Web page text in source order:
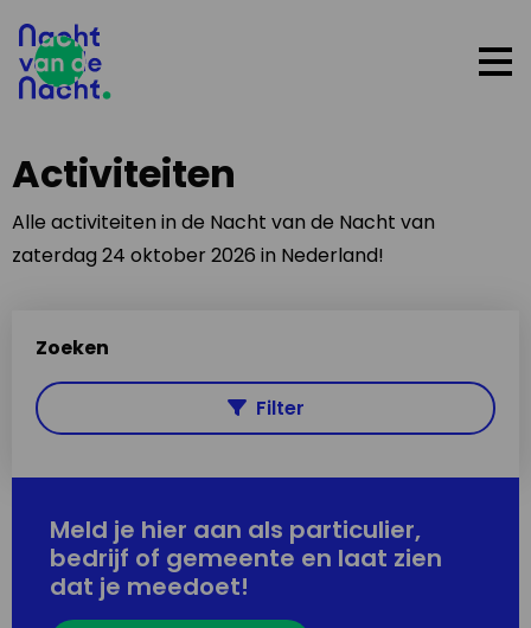
Activiteiten
Alle activiteiten in de Nacht van de Nacht van
zaterdag 24 oktober 2026 in Nederland!
Zoeken
Filter
Meld je hier aan als particulier,
bedrijf of gemeente en laat zien
dat je meedoet!